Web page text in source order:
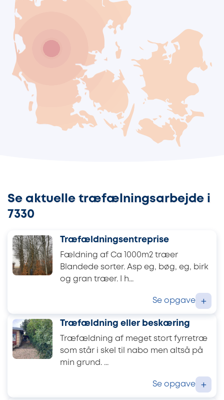
Se aktuelle træfælningsarbejde i
7330
Træfældningsentreprise
Fældning af Ca 1000m2 træer
Blandede sorter. Asp eg, bøg, eg, birk
og gran træer. I h...
Se opgave +
Træfældning eller beskæring
Træfældning af meget stort fyrretræ
som står i skel til nabo men altså på
min grund. ...
Se opgave +